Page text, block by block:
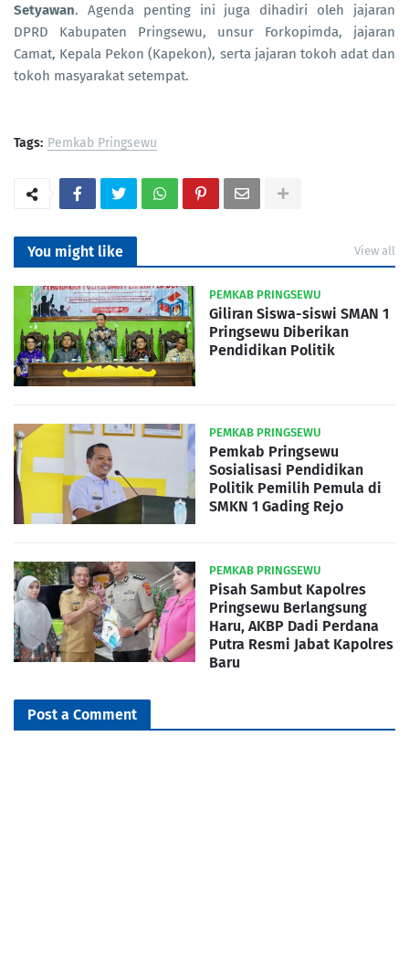
Setyawan. Agenda penting ini juga dihadiri oleh jajaran
DPRD Kabupaten Pringsewu, unsur Forkopimda, jajaran
Camat, Kepala Pekon (Kapekon), serta jajaran tokoh adat dan
tokoh masyarakat setempat.
Tags: Pemkab Pringsewu
You might like View all
PEMKAB PRINGSEWU
Giliran Siswa-siswi SMAN 1
Pringsewu Diberikan
Pendidikan Politik
PEMKAB PRINGSEWU
Pemkab Pringsewu
Sosialisasi Pendidikan
Politik Pemilih Pemula di
SMKN 1 Gading Rejo
PEMKAB PRINGSEWU
Pisah Sambut Kapolres
Pringsewu Berlangsung
Haru, AKBP Dadi Perdana
Putra Resmi Jabat Kapolres
Baru
Post a Comment